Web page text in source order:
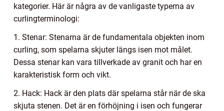
kategorier. Här är några av de vanligaste typerna av
curlingterminologi:
1. Stenar: Stenarna är de fundamentala objekten inom
curling, som spelarna skjuter längs isen mot målet.
Dessa stenar kan vara tillverkade av granit och har en
karakteristisk form och vikt.
2. Hack: Hack är den plats där spelarna står när de ska
skjuta stenen. Det är en förhöjning i isen och fungerar